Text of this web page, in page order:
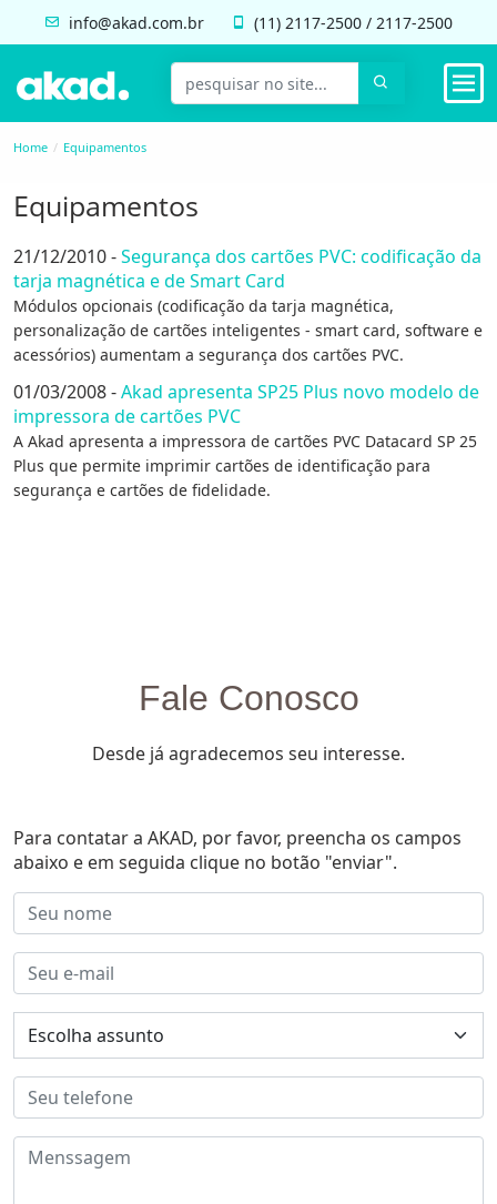
info@akad.com.br (11) 2117-2500 / 2117-2500
Home Equipamentos
Equipamentos
21/12/2010 -Segurança dos cartões PVC: codificação da
tarja magnética e de Smart Card
Módulos opcionais (codificação da tarja magnética,
personalização de cartões inteligentes - smart card, software e
acessórios) aumentam a segurança dos cartões PVC.
01/03/2008 -Akad apresenta SP25 Plus novo modelo de
impressora de cartões PVC
A Akad apresenta a impressora de cartões PVC Datacard SP 25
Plus que permite imprimir cartões de identificação para
segurança e cartões de fidelidade.
Fale Conosco
Desde já agradecemos seu interesse.
Para contatar a AKAD, por favor, preencha os campos
abaixo e em seguida clique no botão "enviar".